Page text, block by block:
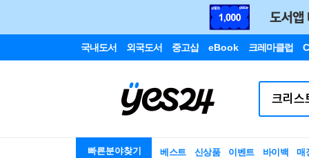
국내도서 외국도서 중고샵 eBook 크레마클럽
빠른분야찾기 베스트 신상품 이벤트 바이백 매